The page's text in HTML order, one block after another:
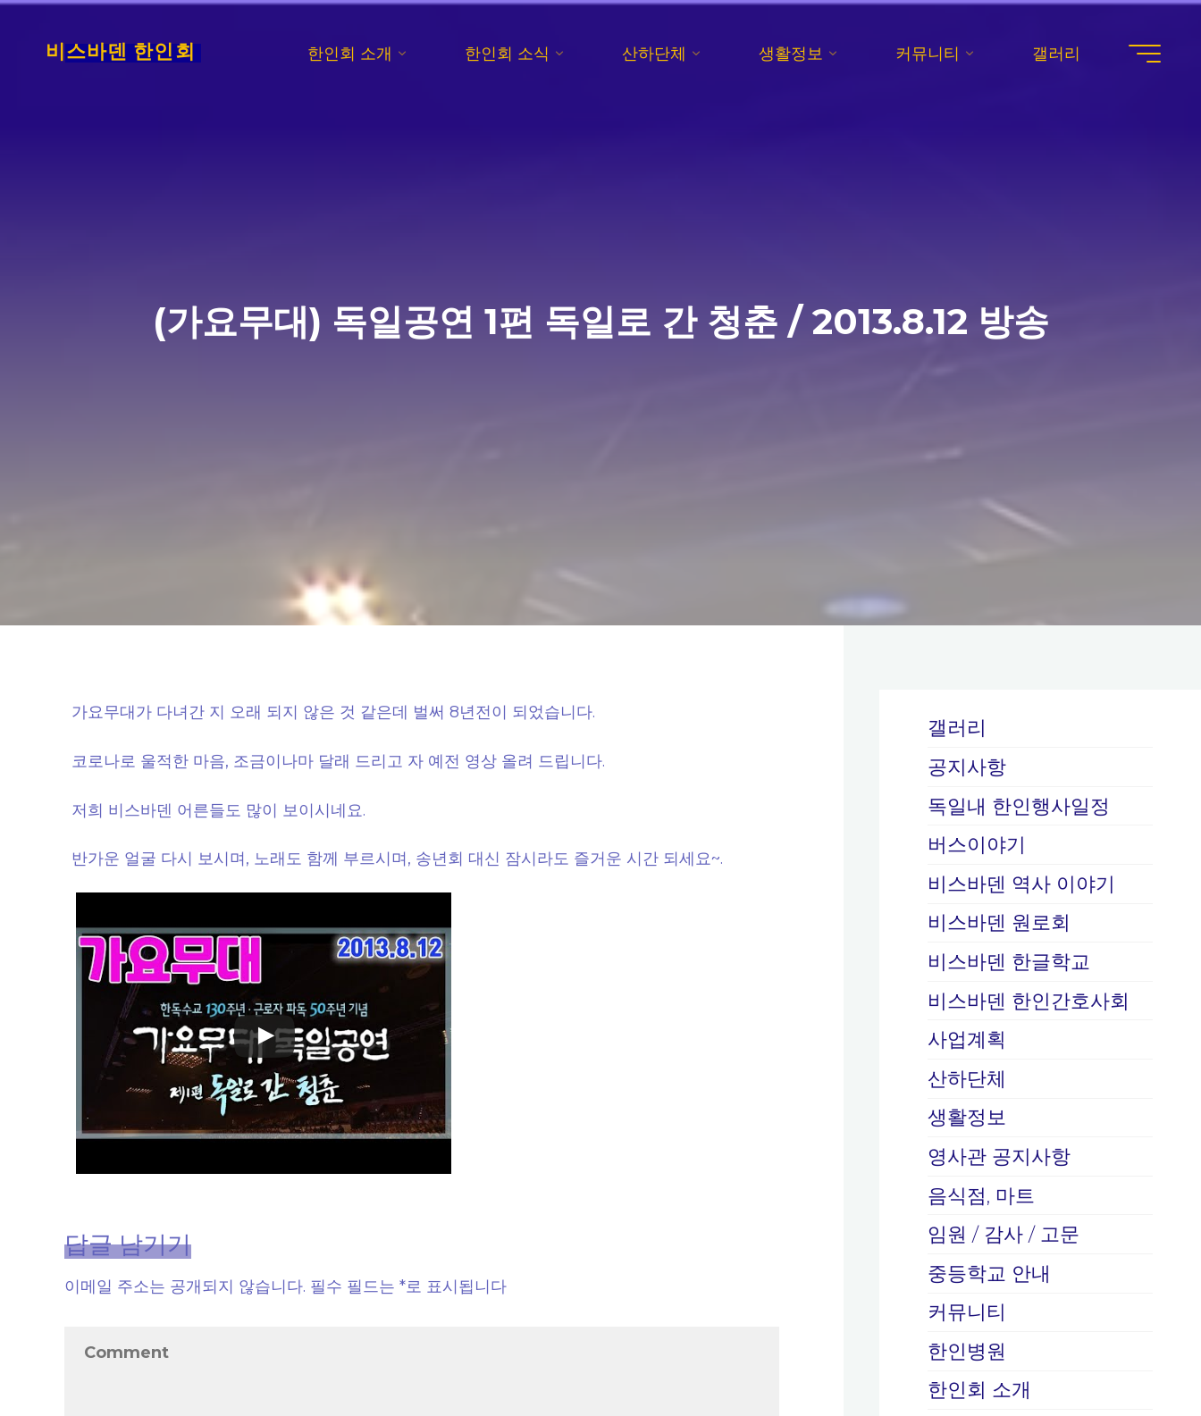
비스바덴 한인회 한인회 소개 한인회 소식 산하단체 생활정보 커뮤니티 갤러리
(가요무대) 독일공연 1편 독일로 간 청춘 / 2013.8.12 방송
가요무대가 다녀간 지 오래 되지 않은 것 같은데 벌써 8년전이 되었습니다.
코로나로 울적한 마음, 조금이나마 달래 드리고 자 예전 영상 올려 드립니다.
저희 비스바덴 어른들도 많이 보이시네요.
반가운 얼굴 다시 보시며, 노래도 함께 부르시며, 송년회 대신 잠시라도 즐거운 시간 되세요~.
답글 남기기
이메일 주소는 공개되지 않습니다. 필수 필드는 *로 표시됩니다
갤러리
공지사항
독일내 한인행사일정
버스이야기
비스바덴 역사 이야기
비스바덴 원로회
비스바덴 한글학교
비스바덴 한인간호사회
사업계획
산하단체
생활정보
영사관 공지사항
음식점, 마트
임원 / 감사 / 고문
중등학교 안내
커뮤니티
한인병원
한인회 소개